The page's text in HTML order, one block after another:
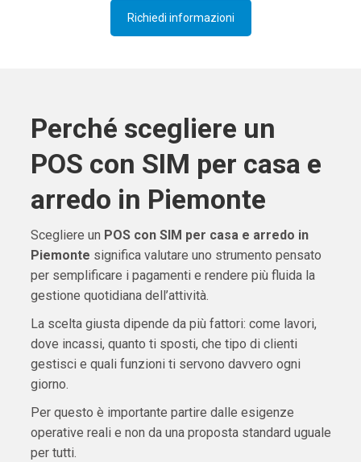
Richiedi informazioni
Perché scegliere un
POS con SIM per casa e
arredo in Piemonte
Scegliere un POS con SIM per casa e arredo in
Piemonte significa valutare uno strumento pensato
per semplificare i pagamenti e rendere più fluida la
gestione quotidiana dell’attività.
La scelta giusta dipende da più fattori: come lavori,
dove incassi, quanto ti sposti, che tipo di clienti
gestisci e quali funzioni ti servono davvero ogni
giorno.
Per questo è importante partire dalle esigenze
operative reali e non da una proposta standard uguale
per tutti.